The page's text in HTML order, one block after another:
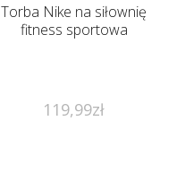
Torba Nike na siłownię
fitness sportowa
119,99zł